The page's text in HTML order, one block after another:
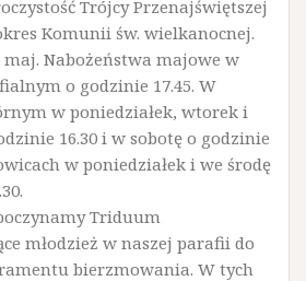
Trójcy Przenajświętszej
Komunii św. wielkanocnej.
Nabożeństwa majowe w
o godzinie 17.45. W
w poniedziałek, wtorek i
16.30 i w sobotę o godzinie
w poniedziałek i we środę
Triduum
młodzież w naszej parafii do
bierzmowania. W tych